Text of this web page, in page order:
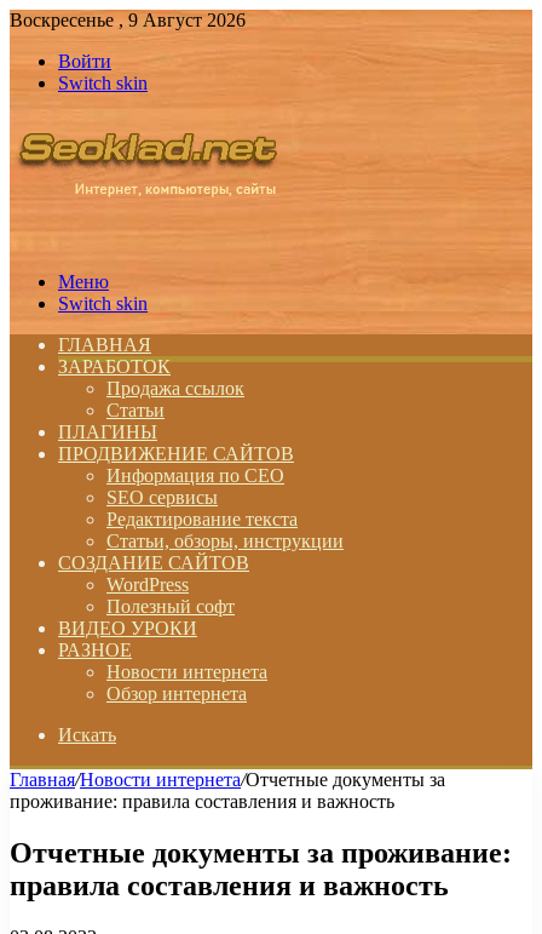
Воскресенье , 9 Август 2026
Войти
Switch skin
Меню
Switch skin
ГЛАВНАЯ
ЗАРАБОТОК
Продажа ссылок
Статьи
ПЛАГИНЫ
ПРОДВИЖЕНИЕ САЙТОВ
Информация по СЕО
SEO сервисы
Редактирование текста
Статьи, обзоры, инструкции
СОЗДАНИЕ САЙТОВ
WordPress
Полезный софт
ВИДЕО УРОКИ
РАЗНОЕ
Новости интернета
Обзор интернета
Искать
Главная/Новости интернета/Отчетные документы за
проживание: правила составления и важность
Отчетные документы за проживание:
правила составления и важность